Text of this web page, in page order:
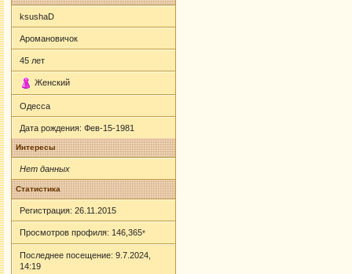
ksushaD
Аромановичок
45 лет
Женский
Одесса
Дата рождения: Фев-15-1981
Интересы
Нет данных
Статистика
Регистрация: 26.11.2015
Просмотров профиля: 146,365*
Последнее посещение: 9.7.2024,
14:19